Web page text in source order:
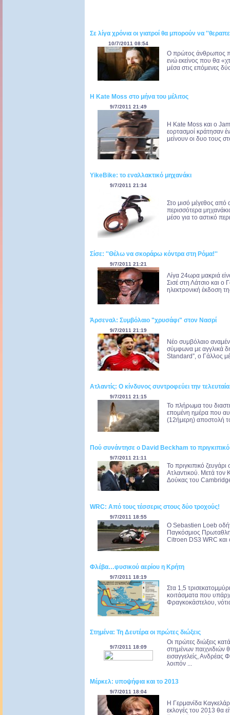
Σε λίγα χρόνια οι γιατροί θα μπορούν να
10/7/2011 08:54
Ο πρώτος άνθρωπος
ενώ εκείνος που θα
μέσα στις επόμενες
Η Kate Moss στο μήνα του μέλιτος
9/7/2011 21:49
Η Kate Moss και ο
εορτασμοί κράτησαν
μείνουν οι δυο τους
YikeBike: το εναλλακτικό μηχανάκι
9/7/2011 21:34
Στο μισό μέγεθος από
περισσότερα
μέσο για το αστικό
Σίσε: ''Θέλω να σκοράρω κόντρα στη Ρόμα!''
9/7/2011 21:21
Λίγα 24ωρα μακριά
Σισέ στη Λάτσιο και ο
ηλεκτρονική έκδοση
Άρσεναλ: Συμβόλαιο "χρυσάφι" στον Νασρί
9/7/2011 21:19
Νέο συμβόλαιο
σύμφωνα με αγγλικά
Standard”, ο Γάλλος
Ατλαντίς: Ο κίνδυνος συντροφεύει την
9/7/2011 21:15
Το πλήρωμα του
επομένη ημέρα που
(12ήμερη) αποστολή
Πού συνάντησε ο David Beckham το
9/7/2011 21:11
Το πριγκιπικό ζευγάρι
Ατλαντικού. Μετά τον
Δούκας του Cambridge
WRC: Από τους τέσσερις στους δύο τροχούς!
9/7/2011 18:55
Ο Sebastien Loeb
Παγκόσμιος
Citroen DS3 WRC και
Φλέβα…φυσικού αερίου η Κρήτη
9/7/2011 18:19
Στα 1,5
κοιτάσματα που
Φραγκοκάστελου,
Στημένα: Τη Δευτέρα οι πρώτες διώξεις
9/7/2011 18:09
Οι πρώτες διώξεις
στημένων παιχνιδιών
εισαγγελείς,
λοιπόν ...
Μέρκελ: υποψήφια και το 2013
9/7/2011 18:04
Η Γερμανίδα
εκλογές του 2013 θα